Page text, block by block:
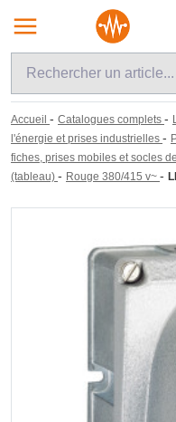
Accueil - Catalogues complets -
l'énergie et prises industrielles -
fiches, prises mobiles et socles
(tableau) - Rouge 380/415 v~ -